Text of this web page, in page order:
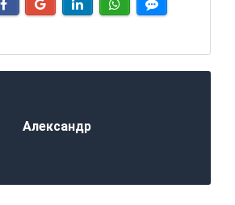
Александр